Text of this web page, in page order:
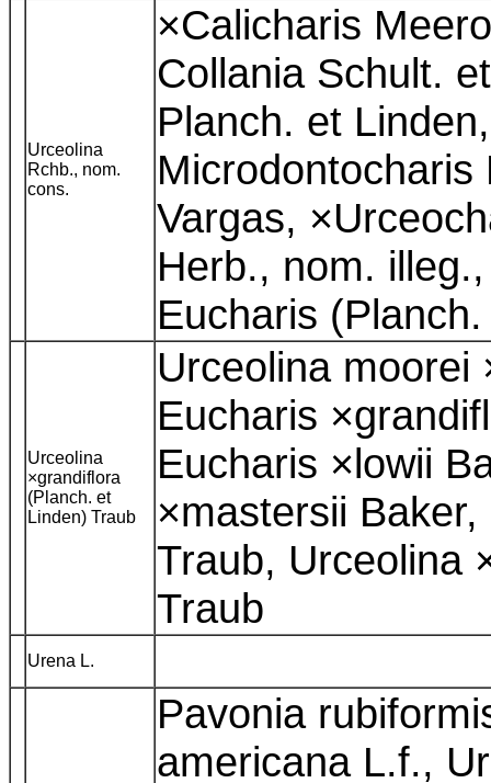
Urceolina
Rchb., nom.
cons.
×Calicharis
Collania Schult.
Planch. et
Microdontocharis
Vargas,
Herb., nom.
Eucharis
Urceolina
×grandiflora
(Planch. et
Linden) Traub
Urceolina moorei
Eucharis
Eucharis ×lowii
×mastersii
Traub, Urceolina
Traub
Urena L.
Pavonia
americana L.f.,